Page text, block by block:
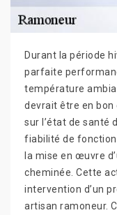
Durant la période
parfaite
température
devrait être en bon
sur l’état de santé
fiabilité de
la mise en œuvre
cheminée. Cette
intervention d’un
artisan ramoneur.